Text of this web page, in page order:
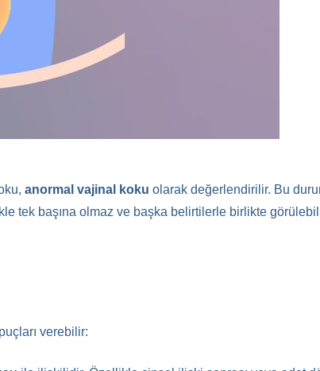
anormal vajinal koku olarak değerlendirilir. Bu
tek başına olmaz ve başka belirtilerle birlikte
verebilir: